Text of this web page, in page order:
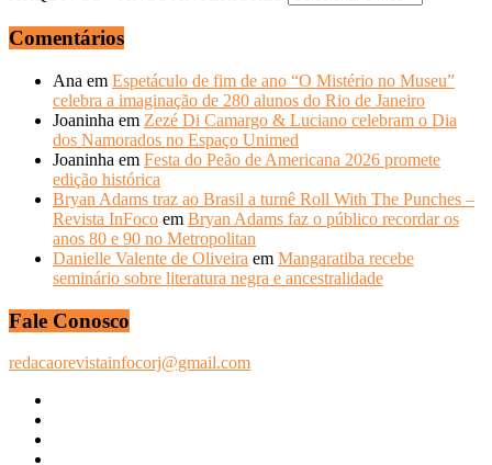
Comentários
Ana em Espetáculo de fim de ano “O Mistério no Museu”
celebra a imaginação de 280 alunos do Rio de Janeiro
Joaninha em Zezé Di Camargo & Luciano celebram o Dia
dos Namorados no Espaço Unimed
Joaninha em Festa do Peão de Americana 2026 promete
edição histórica
Bryan Adams traz ao Brasil a turnê Roll With The Punches –
Revista InFoco em Bryan Adams faz o público recordar os
anos 80 e 90 no Metropolitan
Danielle Valente de Oliveira em Mangaratiba recebe
seminário sobre literatura negra e ancestralidade
Fale Conosco
redacaorevistainfocorj@gmail.com